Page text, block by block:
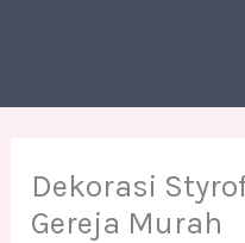
Dekorasi
Gereja Murah